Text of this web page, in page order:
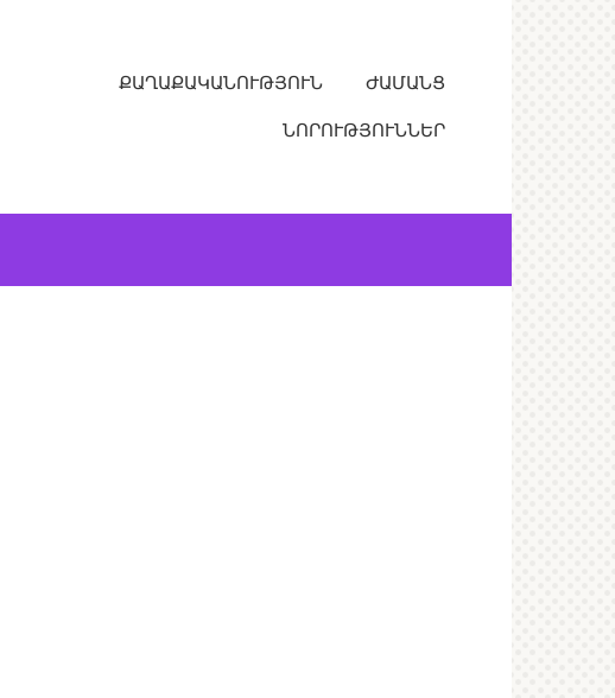
ՔԱՂԱՔԱԿԱՆՈՒԹՅՈՒՆ ԺԱՄԱՆՑ
ՆՈՐՈՒԹՅՈՒՆՆԵՐ